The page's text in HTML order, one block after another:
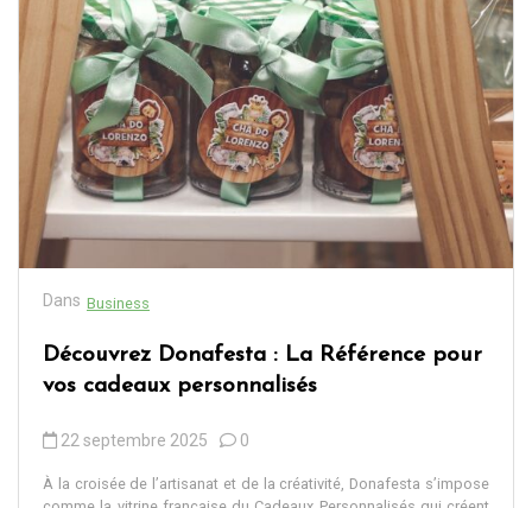
Dans Business
Découvrez Donafesta : La Référence pour
vos cadeaux personnalisés
22 septembre 2025 0
À la croisée de l’artisanat et de la créativité, Donafesta s’impose